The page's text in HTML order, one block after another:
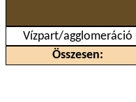
Vízpart/agglomeráció
Összesen: